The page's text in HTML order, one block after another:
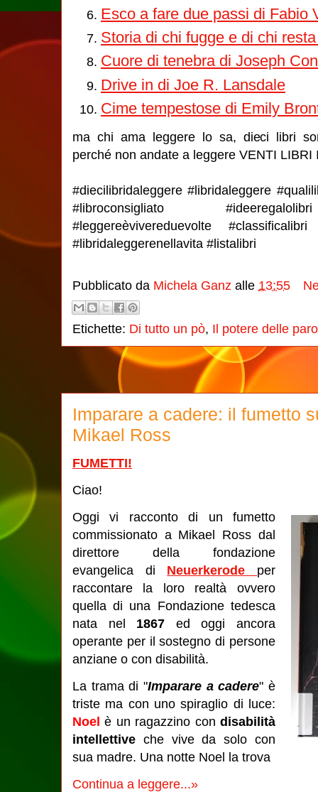
Esco a fare due passi di Fabio
Storia di chi fugge e di chi
Cuore di tenebra di Joseph
Drive in di Joe R. Lansdale
Cime tempestose di Emily
ma chi ama leggere lo sa, dieci libri
perché non andate a leggere VENTI LIBRI
#diecilibridaleggere #libridaleggere
#libroconsigliato
#leggereèvivereduevolte
#libridaleggerenellavita #listalibri
Pubblicato da Michela Ganz alle 13:55
Etichette: Di tutto un pò, Il potere delle
Imparare a cadere: il fumetto
Mikael Ross
FUMETTI!
Ciao!
Oggi vi racconto di un fumetto
commissionato a Mikael Ross dal
direttore della fondazione
evangelica di Neuerkerode per
raccontare la loro realtà ovvero
quella di una Fondazione tedesca
nata nel 1867 ed oggi ancora
operante per il sostegno di persone
anziane o con disabilità.
La trama di "Imparare a cadere" è
triste ma con uno spiraglio di luce:
Noelè un ragazzino condisabilità
intellettive che vive da solo con
sua madre. Una notte Noel la trova
Continua a leggere...»